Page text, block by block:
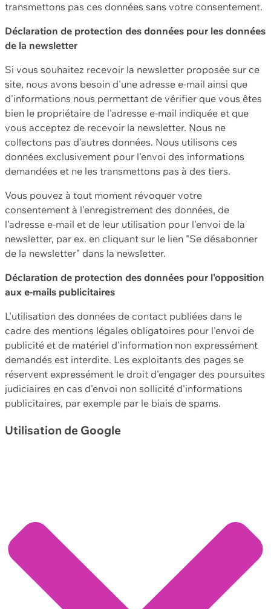
transmettons pas ces données sans votre consentement.
Déclaration de protection des données pour les données
de la newsletter
Si vous souhaitez recevoir la newsletter proposée sur ce
site, nous avons besoin d'une adresse e-mail ainsi que
d'informations nous permettant de vérifier que vous êtes
bien le propriétaire de l'adresse e-mail indiquée et que
vous acceptez de recevoir la newsletter. Nous ne
collectons pas d'autres données. Nous utilisons ces
données exclusivement pour l'envoi des informations
demandées et ne les transmettons pas à des tiers.
Vous pouvez à tout moment révoquer votre
consentement à l'enregistrement des données, de
l'adresse e-mail et de leur utilisation pour l'envoi de la
newsletter, par ex. en cliquant sur le lien "Se désabonner
de la newsletter" dans la newsletter.
Déclaration de protection des données pour l'opposition
aux e-mails publicitaires
L'utilisation des données de contact publiées dans le
cadre des mentions légales obligatoires pour l'envoi de
publicité et de matériel d'information non expressément
demandés est interdite. Les exploitants des pages se
réservent expressément le droit d'engager des poursuites
judiciaires en cas d'envoi non sollicité d'informations
publicitaires, par exemple par le biais de spams.
Utilisation de Google